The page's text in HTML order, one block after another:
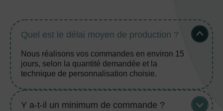
Quel est le délai moyen de production ?
Nous réalisons vos commandes en environ 15
jours, selon la quantité demandée et la
technique de personnalisation choisie.
Y a-t-il un minimum de commande ?